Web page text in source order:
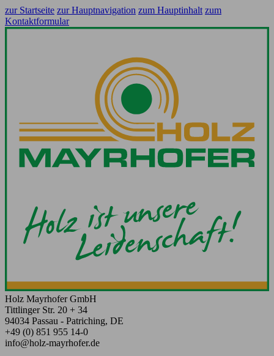
zur Startseite zur Hauptnavigation zum Hauptinhalt zum
Kontaktformular
Holz Mayrhofer GmbH
Tittlinger Str. 20 + 34
94034 Passau - Patriching, DE
+49 (0) 851 955 14-0
info@holz-mayrhofer.de